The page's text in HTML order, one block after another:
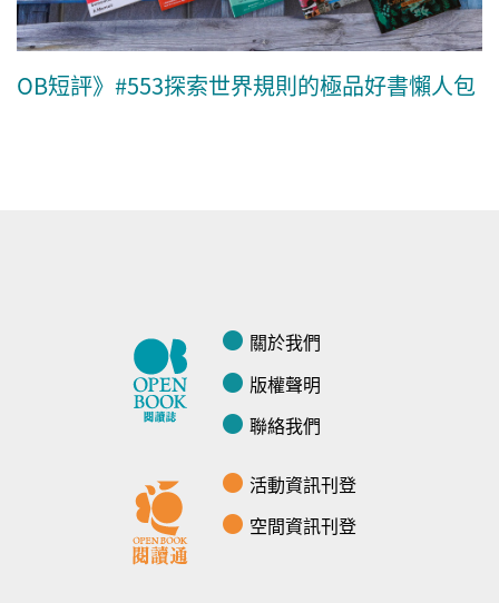
OB短評》#553探索世界規則的極品好書懶人包
關於我們
版權聲明
聯絡我們
活動資訊刊登
空間資訊刊登